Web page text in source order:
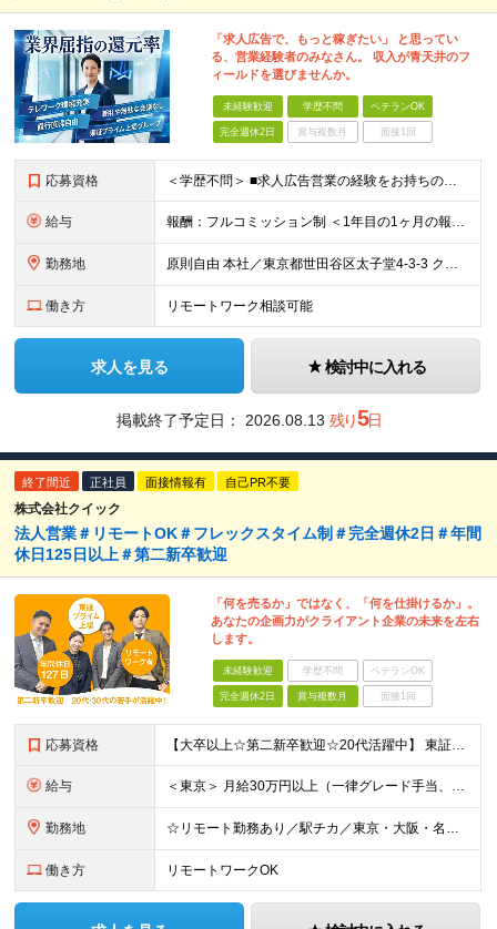
「求人広告で、もっと稼ぎたい」 と思ってい
る、営業経験者のみなさん。 収入が青天井のフ
ィールドを選びませんか。
未経験歓迎 学歴不問 ベテランOK
完全週休2日 賞与複数月 面接1回
応募資格 ＜学歴不問＞ ■求人広告営業の経験をお持ちの方 ※未経験の方も頑張りたい気持ちがある方は応募大歓迎致します。 ※第二新卒歓迎 ※社会人経験10年以上の方、歓迎
給与 報酬：フルコミッション制 ＜1年目の1ヶ月の報酬例＞ 月額報酬例：65万円～150万円
勤務地 原則自由 本社／東京都世田谷区太子堂4-3-3 クレアーレ三軒茶屋5F （変更の範囲：なし）
働き方 リモートワーク相談可能
求人を見る 検討中に入れる
掲載終了予定日： 2026.08.13 残り5日
終了間近 正社員 面接情報有 自己PR不要
株式会社クイック
法人営業＃リモートOK＃フレックスタイム制＃完全週休2日＃年間
休日125日以上＃第二新卒歓迎
「何を売るか」ではなく、「何を仕掛けるか」。
あなたの企画力がクライアント企業の未来を左右
します。
未経験歓迎 学歴不問 ベテランOK
完全週休2日 賞与複数月 面接1回
応募資格 【大卒以上☆第二新卒歓迎☆20代活躍中】 東証プライム上場／フレックスタイム／年間休日125日以上／リモートワークOK！ 初めての転職という方も大歓迎です！ ◆業種未経験歓迎 ◆職種未経験歓迎 ◆中
給与 ＜東京＞ 月給30万円以上（一律グレード手当、一律営業手当、一律地域手当含む）＋インセンティブ ※時間外労働42時間分を一律グレード手当として7万4117円支給。超過分は別途支給。 また一律営業手当と
勤務地 ☆リモート勤務あり／駅チカ／東京・大阪・名古屋から希望OK☆ ＜東京オフィス＞ 〒107-0052 東京都港区赤坂1-11-30 赤坂一丁目センタービル3階 ＜大阪オフィス＞ 〒530-0018
働き方 リモートワークOK